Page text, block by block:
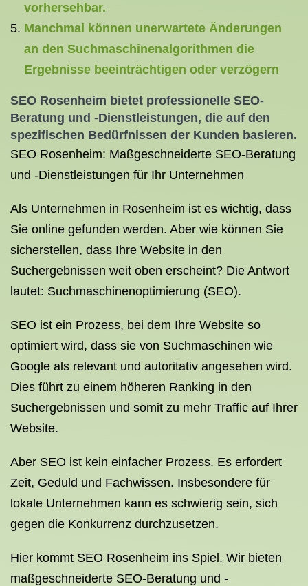
vorhersehbar.
Manchmal können unerwartete Änderungen
an den Suchmaschinenalgorithmen die
Ergebnisse beeinträchtigen oder verzögern
SEO Rosenheim bietet professionelle SEO-
Beratung und -Dienstleistungen, die auf den
spezifischen Bedürfnissen der Kunden basieren.
SEO Rosenheim: Maßgeschneiderte SEO-Beratung
und -Dienstleistungen für Ihr Unternehmen
Als Unternehmen in Rosenheim ist es wichtig, dass
Sie online gefunden werden. Aber wie können Sie
sicherstellen, dass Ihre Website in den
Suchergebnissen weit oben erscheint? Die Antwort
lautet: Suchmaschinenoptimierung (SEO).
SEO ist ein Prozess, bei dem Ihre Website so
optimiert wird, dass sie von Suchmaschinen wie
Google als relevant und autoritativ angesehen wird.
Dies führt zu einem höheren Ranking in den
Suchergebnissen und somit zu mehr Traffic auf Ihrer
Website.
Aber SEO ist kein einfacher Prozess. Es erfordert
Zeit, Geduld und Fachwissen. Insbesondere für
lokale Unternehmen kann es schwierig sein, sich
gegen die Konkurrenz durchzusetzen.
Hier kommt SEO Rosenheim ins Spiel. Wir bieten
maßgeschneiderte SEO-Beratung und -